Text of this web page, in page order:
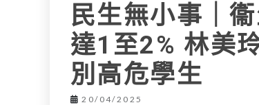
民生無小事｜
達1至2% 林美
別高危學生
20/04/2025